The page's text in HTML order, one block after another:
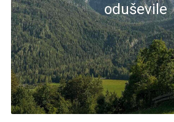
oduševile